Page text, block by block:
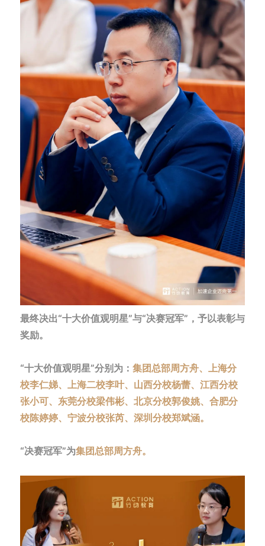
最终决出“十大价值观明星”与“决赛冠军”，予以表彰与
奖励。
“十大价值观明星”分别为： 集团总部周方舟、上海分
校李仁娣、上海二校李叶、山西分校杨蕾、江西分校
张小可、东莞分校梁伟彬、北京分校郭俊姚、合肥分
校陈婷婷、宁波分校张芮、深圳分校郑斌涵。
“决赛冠军”为集团总部周方舟。